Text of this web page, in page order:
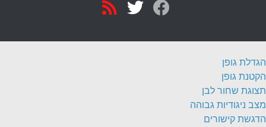
הגדלת גופן
הקטנת גופן
תצוגת שחור לבן
מצב ניגודיות גבוהה
הדגשת קישורים